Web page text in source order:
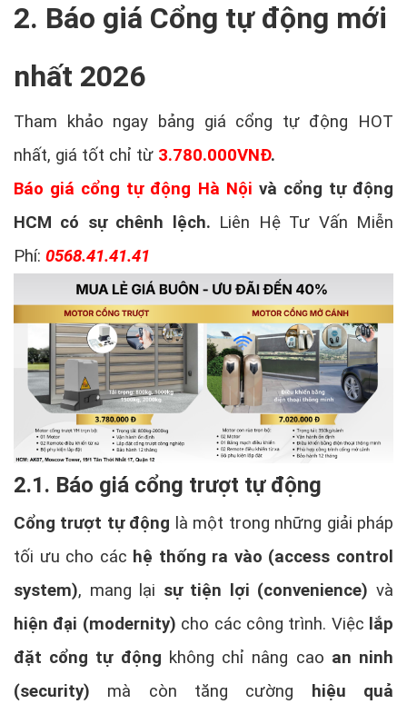
2. Báo giá Cổng tự động mới
nhất 2026
Tham khảo ngay bảng giá cổng tự động HOT
nhất, giá tốt chỉ từ 3.780.000VNĐ.
Báo giá cổng tự động Hà Nội và cổng tự động
HCM có sự chênh lệch. Liên Hệ Tư Vấn Miễn
Phí: 0568.41.41.41
2.1. Báo giá cổng trượt tự động
Cổng trượt tự động là một trong những giải pháp
tối ưu cho các hệ thống ra vào (access control
system), mang lại sự tiện lợi (convenience) và
hiện đại (modernity) cho các công trình. Việc lắp
đặt cổng tự động không chỉ nâng cao an ninh
(security) mà còn tăng cường
hiệu quả